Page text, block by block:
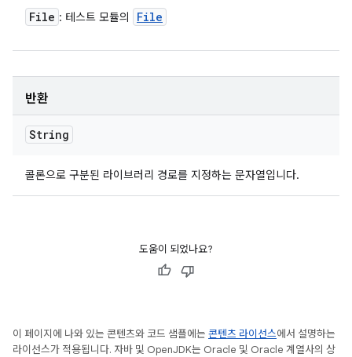
File : 테스트 모듈의 File
반환
String
콜론으로 구분된 라이브러리 경로를 지정하는 문자열입니다.
도움이 되었나요?
이 페이지에 나와 있는 콘텐츠와 코드 샘플에는 콘텐츠 라이선스에서 설명하는
라이선스가 적용됩니다. 자바 및 OpenJDK는 Oracle 및 Oracle 계열사의 상